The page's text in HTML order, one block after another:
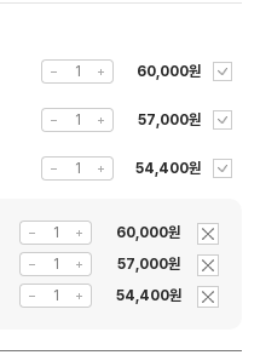
60,000원
57,000원
54,400원
60,000원
57,000원
54,400원